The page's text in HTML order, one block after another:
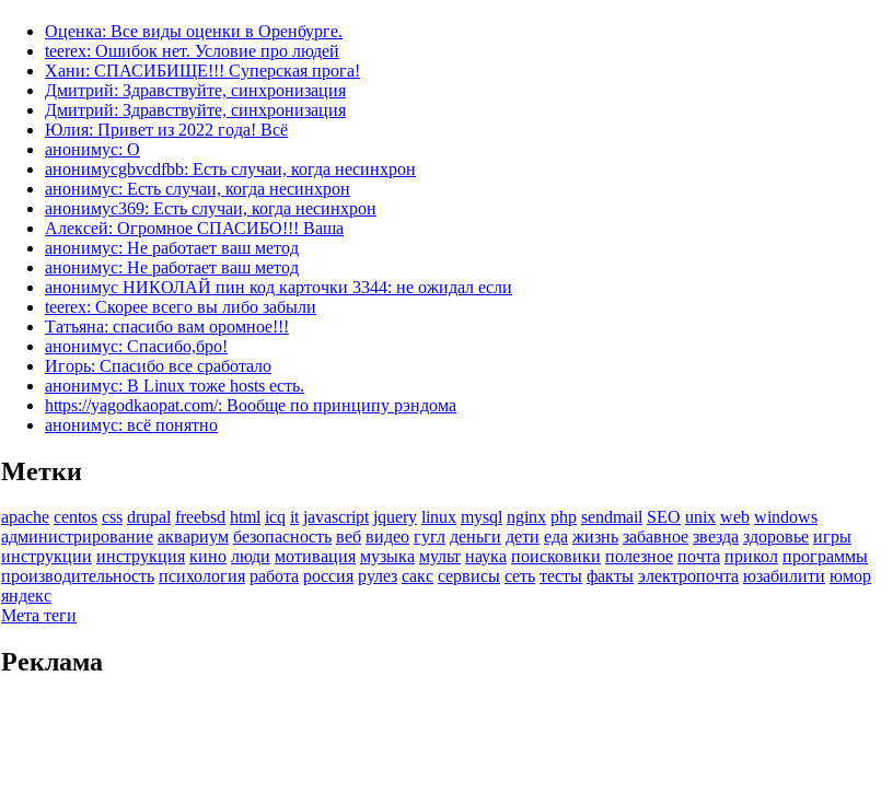
Оценка: Все виды оценки в Оренбурге.
teerex: Ошибок нет. Условие про людей
Хани: СПАСИБИЩЕ!!! Суперская прога!
Дмитрий: Здравствуйте, синхронизация
Дмитрий: Здравствуйте, синхронизация
Юлия: Привет из 2022 года! Всё
анонимус: О
анонимусgbvcdfbb: Есть случаи, когда несинхрон
анонимус: Есть случаи, когда несинхрон
анонимус369: Есть случаи, когда несинхрон
Алексей: Огромное СПАСИБО!!! Ваша
анонимус: Не работает ваш метод
анонимус: Не работает ваш метод
анонимус НИКОЛАЙ пин код карточки 3344: не ожидал если
teerex: Скорее всего вы либо забыли
Татьяна: спасибо вам оромное!!!
анонимус: Спасибо,бро!
Игорь: Спасибо все сработало
анонимус: В Linux тоже hosts есть.
https://yagodkaopat.com/: Вообще по принципу рэндома
анонимус: всё понятно
Метки
apache centos css drupal freebsd html icq it javascript jquery linux mysql nginx php sendmail SEO unix web windows
администрирование аквариум безопасность веб видео гугл деньги дети еда жизнь забавное звезда здоровье игры
инструкции инструкция кино люди мотивация музыка мульт наука поисковики полезное почта прикол программы
производительность психология работа россия рулез сакс сервисы сеть тесты факты электропочта юзабилити юмор
яндекс
Мета теги
Реклама